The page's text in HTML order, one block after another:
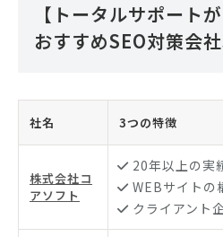
【トータルサポート
おすすめSEO対策会
社名 3つの特徴
株式会社コ
アソフト
20年以上の実
WEBサイトの
クライアント